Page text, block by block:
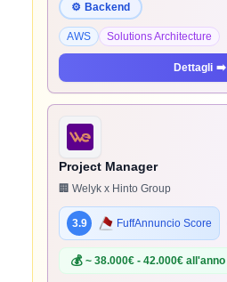
⚙️ Backend
AWS Solutions Architecture
Dettagli ➡️
Project Manager
🏢 Welyk x Hinto Group
3.9 FuffAnnuncio Score
💰 ~ 38.000€ - 42.000€ all'anno